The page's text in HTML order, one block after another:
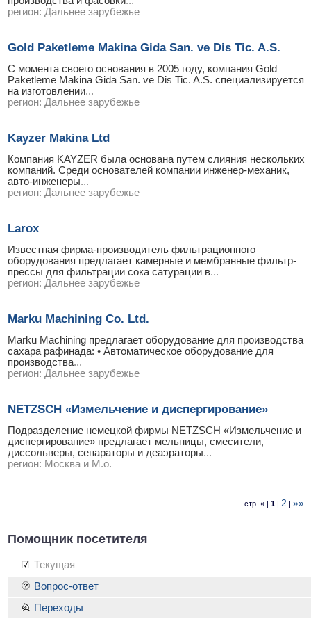
регион: Дальнее зарубежье
Gold Paketleme Makina Gida San. ve Dis Tic. A.S.
С момента своего основания в 2005 году, компания Gold
Paketleme Makina Gida San. ve Dis Tic. A.S. специализируется
на изготовлении...
регион: Дальнее зарубежье
Kayzer Makina Ltd
Компания KAYZER была основана путем слияния нескольких
компаний. Среди основателей компании инженер-механик,
авто-инженеры...
регион: Дальнее зарубежье
Larox
Известная фирма-производитель фильтрационного
оборудования предлагает камерные и мембранные фильтр-
прессы для фильтрации сока сатурации в...
регион: Дальнее зарубежье
Marku Machining Co. Ltd.
Marku Machining предлагает оборудование для производства
сахара рафинада: • Автоматическое оборудование для
производства...
регион: Дальнее зарубежье
NETZSCH «Измельчение и диспергирование»
Подразделение немецкой фирмы NETZSCH «Измельчение и
диспергирование» предлагает мельницы, смесители,
диссольверы, сепараторы и деаэраторы...
регион: Москва и М.о.
стр. « |1 | 2 |»»
Помощник посетителя
Текущая
Вопрос-ответ
Переходы